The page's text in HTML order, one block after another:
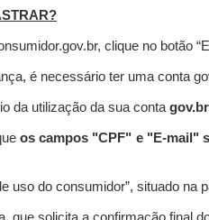
clique no botão
é necessário ter uma conta
da utilização da sua conta gov.br
os campos "CPF" e "E-mail"
uso do consumidor”, situado